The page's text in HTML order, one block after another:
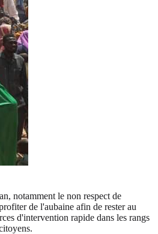
notamment le non respect de
de l'aubaine afin de rester au
d'intervention rapide dans les rangs